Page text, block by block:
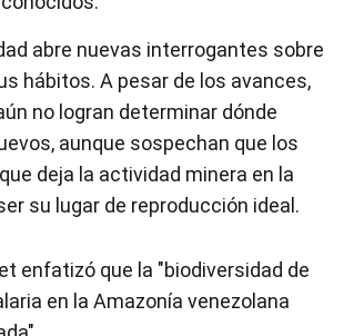
abre nuevas interrogantes sobre
hábitos. A pesar de los avances,
no logran determinar dónde
aunque sospechan que los
deja la actividad minera en la
su lugar de reproducción ideal.
enfatizó que la "biodiversidad de
en la Amazonía venezolana